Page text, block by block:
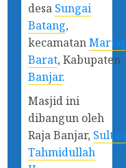
desa Sungai
Batang,
kecamatan
Barat, Kabupaten
Banjar.
Masjid ini
dibangun oleh
Raja Banjar,
Tahmidullah